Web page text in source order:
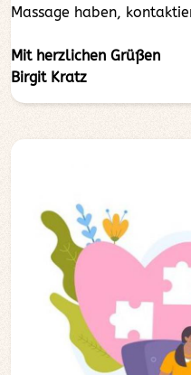
Massage haben,
Mit herzlichen Grüßen
Birgit Kratz